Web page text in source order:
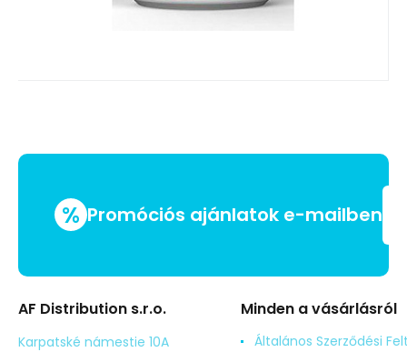
% Promóciós ajánlatok e-mailben
AF Distribution s.r.o.
Karpatské námestie 10A
Minden a vásárlásról
Általános Szerződési